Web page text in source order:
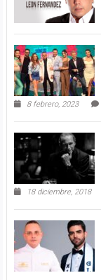
8 febrero, 2023
18 diciembre, 2018